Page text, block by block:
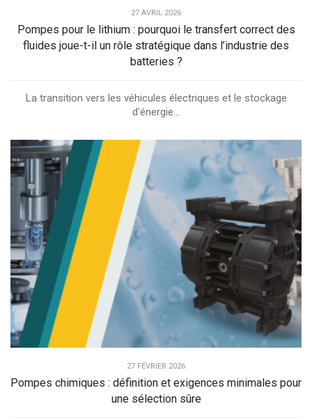
27 AVRIL 2026
Pompes pour le lithium : pourquoi le transfert correct des
fluides joue-t-il un rôle stratégique dans l’industrie des
batteries ?
La transition vers les véhicules électriques et le stockage
d'énergie...
27 FÉVRIER 2026
Pompes chimiques : définition et exigences minimales pour
une sélection sûre